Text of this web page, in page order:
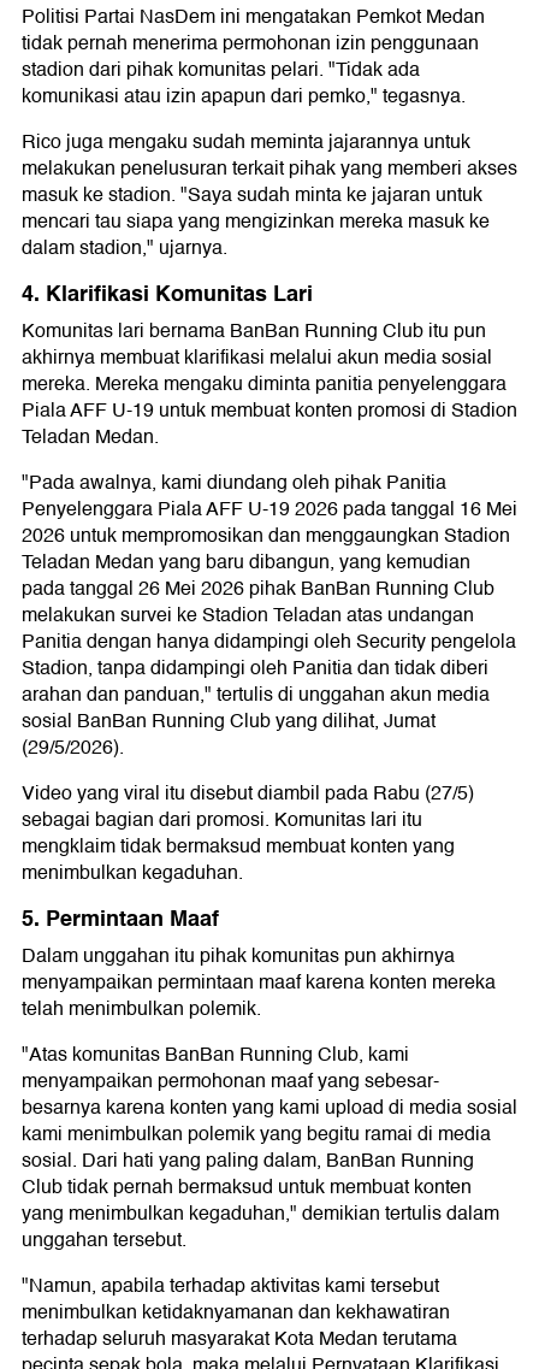
Politisi Partai NasDem ini mengatakan Pemkot Medan
tidak pernah menerima permohonan izin penggunaan
stadion dari pihak komunitas pelari. "Tidak ada
komunikasi atau izin apapun dari pemko," tegasnya.
Rico juga mengaku sudah meminta jajarannya untuk
melakukan penelusuran terkait pihak yang memberi akses
masuk ke stadion. "Saya sudah minta ke jajaran untuk
mencari tau siapa yang mengizinkan mereka masuk ke
dalam stadion," ujarnya.
4. Klarifikasi Komunitas Lari
Komunitas lari bernama BanBan Running Club itu pun
akhirnya membuat klarifikasi melalui akun media sosial
mereka. Mereka mengaku diminta panitia penyelenggara
Piala AFF U-19 untuk membuat konten promosi di Stadion
Teladan Medan.
"Pada awalnya, kami diundang oleh pihak Panitia
Penyelenggara Piala AFF U-19 2026 pada tanggal 16 Mei
2026 untuk mempromosikan dan menggaungkan Stadion
Teladan Medan yang baru dibangun, yang kemudian
pada tanggal 26 Mei 2026 pihak BanBan Running Club
melakukan survei ke Stadion Teladan atas undangan
Panitia dengan hanya didampingi oleh Security pengelola
Stadion, tanpa didampingi oleh Panitia dan tidak diberi
arahan dan panduan," tertulis di unggahan akun media
sosial BanBan Running Club yang dilihat, Jumat
(29/5/2026).
Video yang viral itu disebut diambil pada Rabu (27/5)
sebagai bagian dari promosi. Komunitas lari itu
mengklaim tidak bermaksud membuat konten yang
menimbulkan kegaduhan.
5. Permintaan Maaf
Dalam unggahan itu pihak komunitas pun akhirnya
menyampaikan permintaan maaf karena konten mereka
telah menimbulkan polemik.
"Atas komunitas BanBan Running Club, kami
menyampaikan permohonan maaf yang sebesar-
besarnya karena konten yang kami upload di media sosial
kami menimbulkan polemik yang begitu ramai di media
sosial. Dari hati yang paling dalam, BanBan Running
Club tidak pernah bermaksud untuk membuat konten
yang menimbulkan kegaduhan," demikian tertulis dalam
unggahan tersebut.
"Namun, apabila terhadap aktivitas kami tersebut
menimbulkan ketidaknyamanan dan kekhawatiran
terhadap seluruh masyarakat Kota Medan terutama